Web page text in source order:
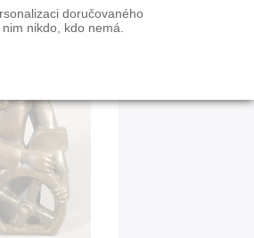
doručovaného
nikdo, kdo nemá.